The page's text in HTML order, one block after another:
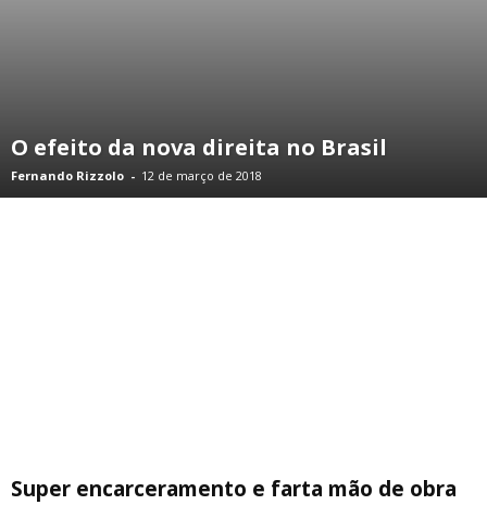
O efeito da nova direita no Brasil
Fernando Rizzolo - 12 de março de 2018
Super encarceramento e farta mão de obra